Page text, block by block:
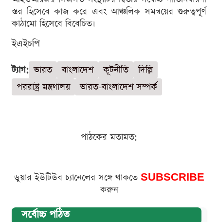
স্তর হিসেবে কাজ করে এবং আঞ্চলিক সমন্বয়ের গুরুত্বপূর্ণ
কাঠামো হিসেবে বিবেচিত।
ইএইচপি
ট্যাগ: ভারত বাংলাদেশ কূটনীতি
দিল্লি
পররাষ্ট্র মন্ত্রণালয়
ভারত-বাংলাদেশ সম্পর্ক
পাঠকের মতামত:
ডুয়ার ইউটিউব চ্যানেলের সঙ্গে থাকতে SUBSCRIBE
করুন
সর্বোচ্চ পঠিত